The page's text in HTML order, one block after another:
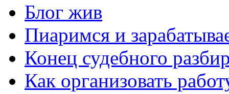
Блог жив
Пиаримся и
Конец судебного
Как организовать